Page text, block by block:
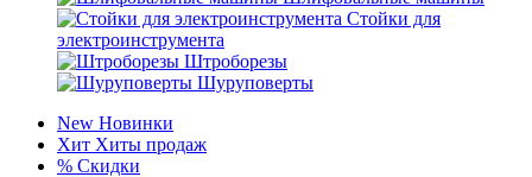
Стойки для
электроинструмента
Штроборезы
Шуруповерты
New Новинки
Хит Хиты продаж
% Скидки